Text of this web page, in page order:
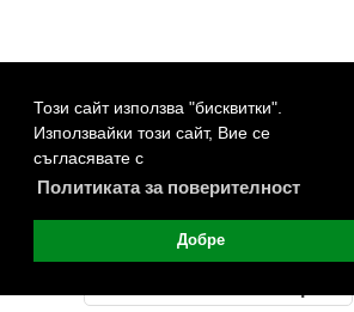
Този сайт използва "бисквитки".
Използвайки този сайт, Вие се
съгласявате с
Политиката за поверителност
Добре